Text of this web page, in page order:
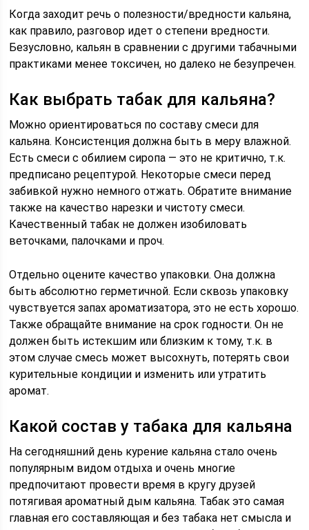
Когда заходит речь о полезности/вредности кальяна,
как правило, разговор идет о степени вредности.
Безусловно, кальян в сравнении с другими табачными
практиками менее токсичен, но далеко не безупречен.
Как выбрать табак для кальяна?
Можно ориентироваться по составу смеси для
кальяна. Консистенция должна быть в меру влажной.
Есть смеси с обилием сиропа — это не критично, т.к.
предписано рецептурой. Некоторые смеси перед
забивкой нужно немного отжать. Обратите внимание
также на качество нарезки и чистоту смеси.
Качественный табак не должен изобиловать
веточками, палочками и проч.
Отдельно оцените качество упаковки. Она должна
быть абсолютно герметичной. Если сквозь упаковку
чувствуется запах ароматизатора, это не есть хорошо.
Также обращайте внимание на срок годности. Он не
должен быть истекшим или близким к тому, т.к. в
этом случае смесь может высохнуть, потерять свои
курительные кондиции и изменить или утратить
аромат.
Какой состав у табака для кальяна
На сегодняшний день курение кальяна стало очень
популярным видом отдыха и очень многие
предпочитают провести время в кругу друзей
потягивая ароматный дым кальяна. Табак это самая
главная его составляющая и без табака нет смысла и